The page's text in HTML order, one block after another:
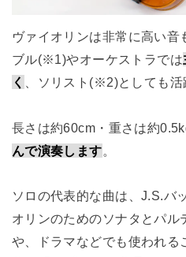
ヴァイオリンは非常に高い
ブル(※1)やオーケストラでは
く
、ソリスト(※2)としても活
長さは約60cm・重さは約
んで演奏します。
ソロの代表的な曲は、J.S.バ
オリンのためのソナタとパル
や、ドラマなどでも使われる